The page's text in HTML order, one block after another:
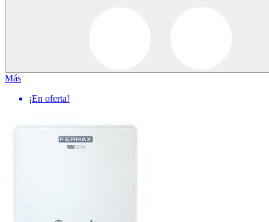
Más
¡En oferta!